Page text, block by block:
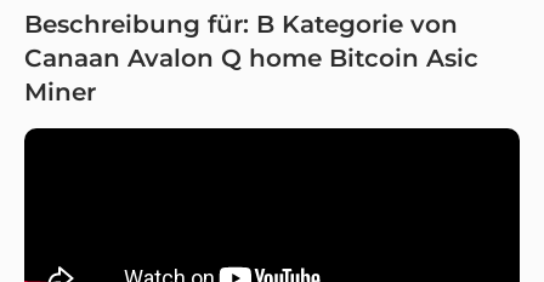
Beschreibung für: B Kategorie von
Canaan Avalon Q home Bitcoin Asic
Miner